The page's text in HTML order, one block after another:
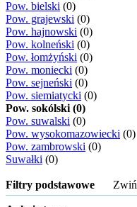
Pow. bielski (0)
Pow. grajewski (0)
Pow. hajnowski (0)
Pow. kolneński (0)
Pow. łomżyński (0)
Pow. moniecki (0)
Pow. sejneński (0)
Pow. siemiatycki (0)
Pow. sokólski (0)
Pow. suwalski (0)
Pow. wysokomazowiecki (0)
Pow. zambrowski (0)
Suwałki (0)
Filtry podstawowe Zwiń